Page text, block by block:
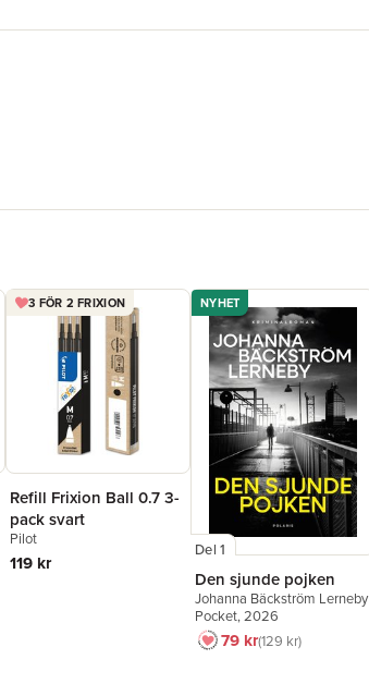
3 FÖR 2 FRIXION
Refill Frixion Ball 0.7 3-
pack svart
Pilot
119 kr
NYHET
Del 1
Den sjunde pojken
Johanna Bäckström Lerneby
Pocket, 2026
79 kr129 kr